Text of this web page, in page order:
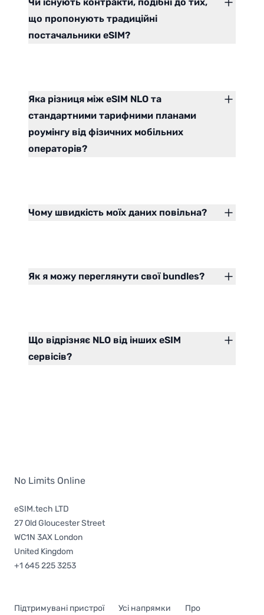
що пропонують традиційні
постачальники eSIM?
Яка різниця між eSIM NLO та
стандартними тарифними планами
роумінгу від фізичних мобільних
операторів?
Чому швидкість моїх даних повільна?
Як я можу переглянути свої bundles?
Що відрізняє NLO від інших eSIM
сервісів?
No Limits Online
eSIM.tech LTD
27 Old Gloucester Street
WC1N 3AX London
United Kingdom
+1 645 225 3253
Підтримувані пристрої Усі напрямки Про